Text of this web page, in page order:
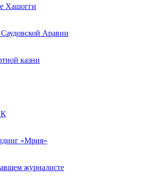
Хашогги
Аравии
казни
«Мрия»
журналисте